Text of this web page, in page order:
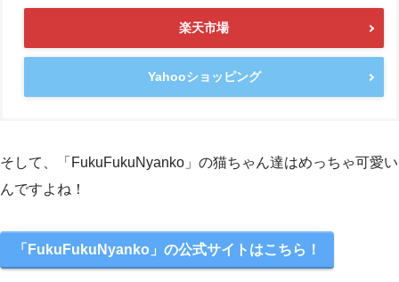
楽天市場
Yahooショッピング
そして、
「FukuFukuNyanko」の猫ちゃん達はめっちゃ可愛い
んですよね！
「FukuFukuNyanko」の公式サイトはこちら！